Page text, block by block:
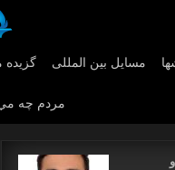
گزیده مسایل بین المللی
مردم چه مي